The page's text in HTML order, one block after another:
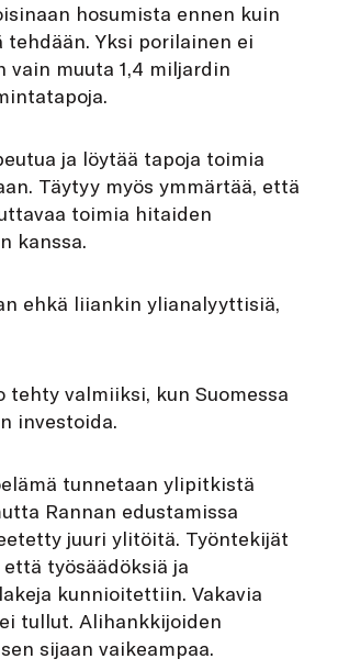
hosumista ennen kuin
Yksi porilainen ei
vain muuta 1,4 miljardin
ja löytää tapoja toimia
Täytyy myös ymmärtää, että
toimia hitaiden
kanssa.
ehkä liiankin ylianalyyttisiä,
tehty valmiiksi, kun Suomessa
investoida.
tunnetaan ylipitkistä
Rannan edustamissa
juuri ylitöitä. Työntekijät
työsäädöksiä ja
kunnioitettiin. Vakavia
tullut. Alihankkijoiden
sijaan vaikeampaa.